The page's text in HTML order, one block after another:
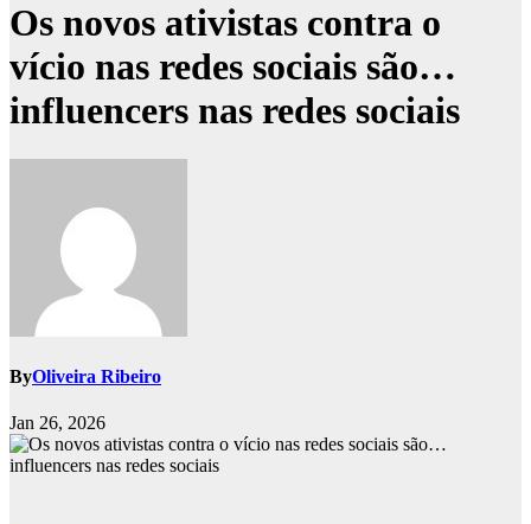
Os novos ativistas contra o
vício nas redes sociais são…
influencers nas redes sociais
ByOliveira Ribeiro
Jan 26, 2026